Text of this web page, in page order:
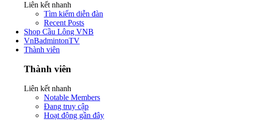
Liên kết nhanh
Tìm kiếm diễn đàn
Recent Posts
Shop Cầu Lông VNB
VnBadmintonTV
Thành viên
Thành viên
Liên kết nhanh
Notable Members
Đang truy cập
Hoạt động gần đây